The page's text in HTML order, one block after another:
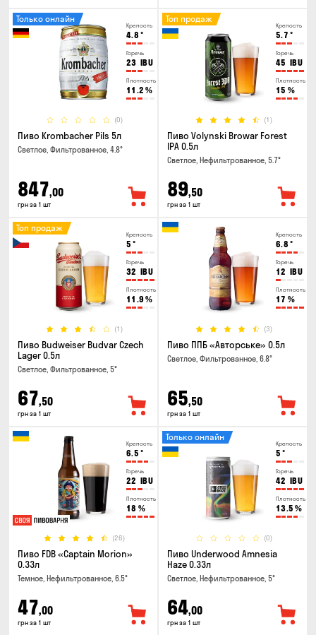
Крепость
4.8 °
Горечь
23 IBU
Плотность
11.2 %
(0)
Только онлайн
Пиво Krombacher Pils 5л
Светлое, Фильтрованное, 4.8°
847,00
грн за 1 шт
Крепость
5.7 °
Горечь
45 IBU
Плотность
15 %
(1)
Топ продаж
Пиво Volynski Browar Forest
IPA 0.5л
Светлое, Нефильтрованное, 5.7°
89,50
грн за 1 шт
Крепость
5 °
Горечь
32 IBU
Плотность
11.9 %
(1)
Топ продаж
Пиво Budweiser Budvar Czech
Lager 0.5л
Светлое, Фильтрованное, 5°
67,50
грн за 1 шт
Крепость
6.8 °
Горечь
12 IBU
Плотность
17 %
(3)
Пиво ППБ «Авторське» 0.5л
Светлое, Фильтрованное, 6.8°
65,50
грн за 1 шт
Крепость
6.5 °
Горечь
22 IBU
Плотность
18 %
(26)
Пиво FDB «Captain Morion»
0.33л
Темное, Нефильтрованное, 6.5°
47,00
грн за 1 шт
Крепость
5 °
Горечь
42 IBU
Плотность
13.5 %
(0)
Только онлайн
Пиво Underwood Amnesia
Haze 0.33л
Светлое, Нефильтрованное, 5°
64,00
грн за 1 шт